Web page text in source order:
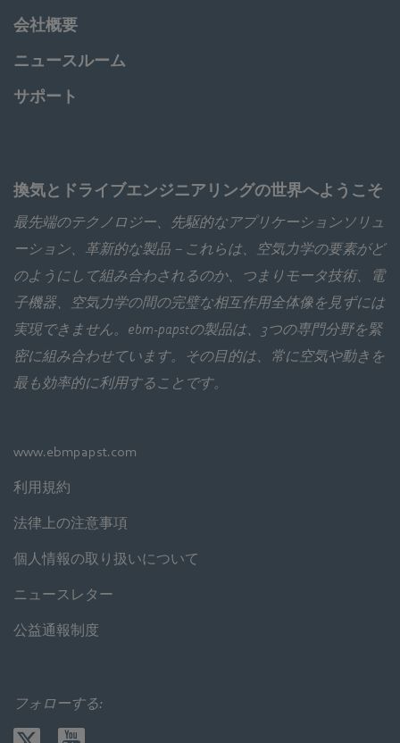
会社概要
ニュースルーム
サポート
換気とドライブエンジニアリングの世界へようこそ
最先端のテクノロジー、先駆的なアプリケーションソリュ
ーション、革新的な製品－これらは、空気力学の要素がど
のようにして組み合わされるのか、つまりモータ技術、電
子機器、空気力学の間の完璧な相互作用全体像を見ずには
実現できません。ebm‑papstの製品は、3つの専門分野を緊
密に組み合わせています。その目的は、常に空気や動きを
最も効率的に利用することです。
www.ebmpapst.com
利用規約
法律上の注意事項
個人情報の取り扱いについて
ニュースレター
公益通報制度
フォローする: